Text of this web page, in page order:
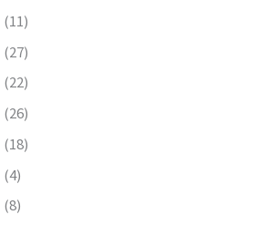
(11)
(27)
(22)
(26)
(18)
(4)
(8)